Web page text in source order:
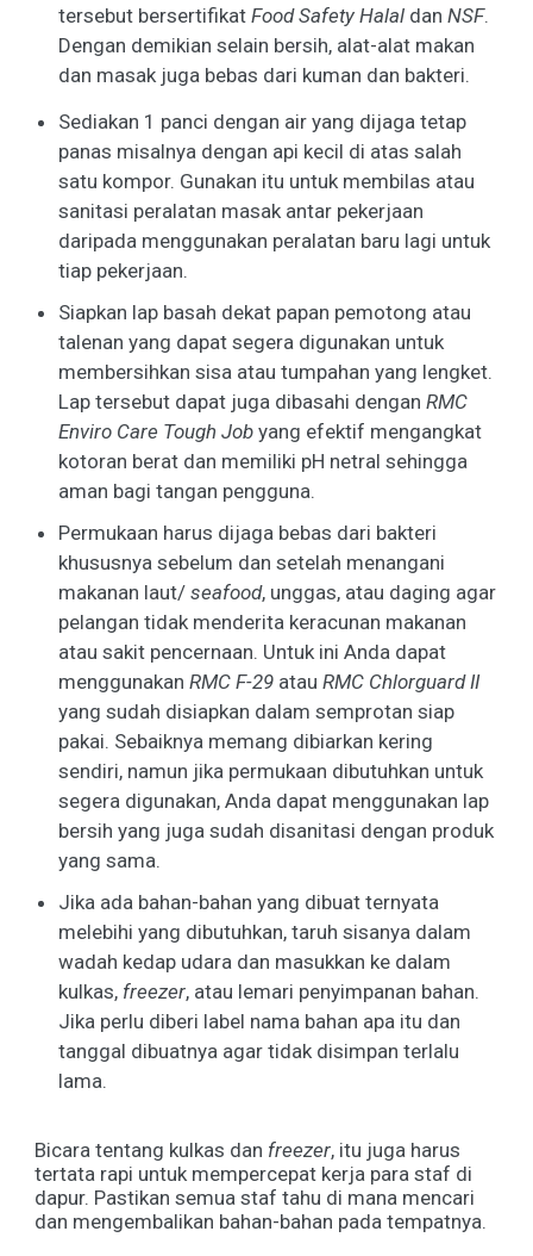
tersebut bersertifikat Food Safety Halal dan NSF.
Dengan demikian selain bersih, alat-alat makan
dan masak juga bebas dari kuman dan bakteri.
Sediakan 1 panci dengan air yang dijaga tetap
panas misalnya dengan api kecil di atas salah
satu kompor. Gunakan itu untuk membilas atau
sanitasi peralatan masak antar pekerjaan
daripada menggunakan peralatan baru lagi untuk
tiap pekerjaan.
Siapkan lap basah dekat papan pemotong atau
talenan yang dapat segera digunakan untuk
membersihkan sisa atau tumpahan yang lengket.
Lap tersebut dapat juga dibasahi dengan RMC
Enviro Care Tough Job yang efektif mengangkat
kotoran berat dan memiliki pH netral sehingga
aman bagi tangan pengguna.
Permukaan harus dijaga bebas dari bakteri
khususnya sebelum dan setelah menangani
makanan laut/ seafood, unggas, atau daging agar
pelangan tidak menderita keracunan makanan
atau sakit pencernaan. Untuk ini Anda dapat
menggunakan RMC F-29 atau RMC Chlorguard II
yang sudah disiapkan dalam semprotan siap
pakai. Sebaiknya memang dibiarkan kering
sendiri, namun jika permukaan dibutuhkan untuk
segera digunakan, Anda dapat menggunakan lap
bersih yang juga sudah disanitasi dengan produk
yang sama.
Jika ada bahan-bahan yang dibuat ternyata
melebihi yang dibutuhkan, taruh sisanya dalam
wadah kedap udara dan masukkan ke dalam
kulkas, freezer, atau lemari penyimpanan bahan.
Jika perlu diberi label nama bahan apa itu dan
tanggal dibuatnya agar tidak disimpan terlalu
lama.
Bicara tentang kulkas dan freezer, itu juga harus
tertata rapi untuk mempercepat kerja para staf di
dapur. Pastikan semua staf tahu di mana mencari
dan mengembalikan bahan-bahan pada tempatnya.